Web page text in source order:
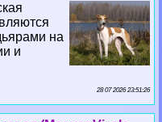
на
и
28 07 2026 23:51:26